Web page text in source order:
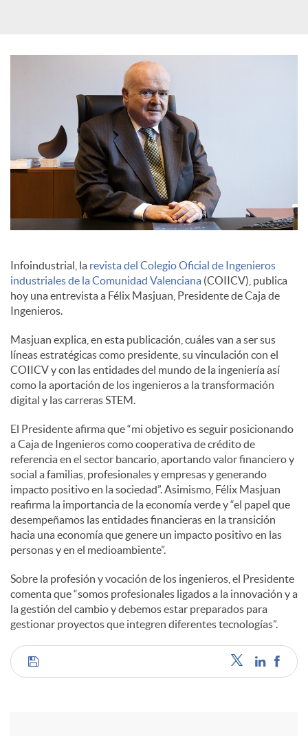
e
n
t
e
n
i
d
o
s
Infoindustrial, la revista del Colegio Oficial de Ingenieros
industriales de la Comunidad Valenciana (COIICV), publica
hoy una entrevista a Félix Masjuan, Presidente de Caja de
Ingenieros.
Masjuan explica, en esta publicación, cuáles van a ser sus
líneas estratégicas como presidente, su vinculación con el
COIICV y con las entidades del mundo de la ingeniería así
como la aportación de los ingenieros a la transformación
digital y las carreras STEM.
El Presidente afirma que “mi objetivo es seguir posicionando
a Caja de Ingenieros como cooperativa de crédito de
referencia en el sector bancario, aportando valor financiero y
social a familias, profesionales y empresas y generando
impacto positivo en la sociedad”. Asimismo, Félix Masjuan
reafirma la importancia de la economía verde y “el papel que
desempeñamos las entidades financieras en la transición
hacia una economía que genere un impacto positivo en las
personas y en el medioambiente”.
Sobre la profesión y vocación de los ingenieros, el Presidente
comenta que “somos profesionales ligados a la innovación y a
la gestión del cambio y debemos estar preparados para
gestionar proyectos que integren diferentes tecnologías”.
C